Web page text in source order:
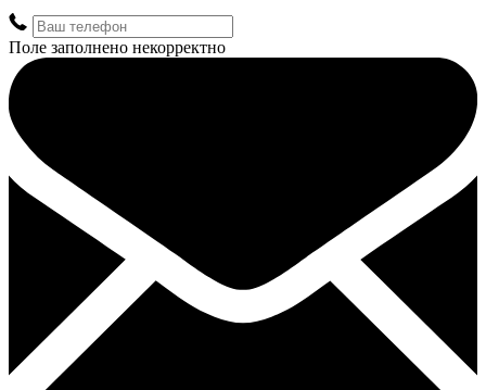
Поле заполнено некорректно